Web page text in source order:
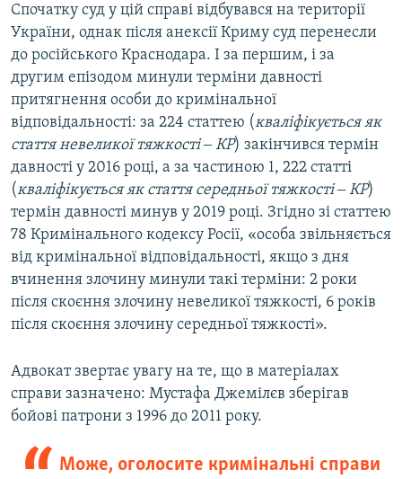
Спочатку суд у цій справі відбувався на території
України, однак після анексії Криму суд перенесли
до російського Краснодара. І за першим, і за
другим епізодом минули терміни давності
притягнення особи до кримінальної
відповідальності: за 224 статтею (кваліфікується як
стаття невеликої тяжкості ‒ КР) закінчився термін
давності у 2016 році, а за частиною 1, 222 статті
(кваліфікується як стаття середньої тяжкості ‒ КР)
термін давності минув у 2019 році. Згідно зі статтею
78 Кримінального кодексу Росії, «особа звільняється
від кримінальної відповідальності, якщо з дня
вчинення злочину минули такі терміни: 2 роки
після скоєння злочину невеликої тяжкості, 6 років
після скоєння злочину середньої тяжкості».
Адвокат звертає увагу на те, що в матеріалах
справи зазначено: Мустафа Джемілєв зберігав
бойові патрони з 1996 до 2011 року.
Може, оголосите кримінальні справи